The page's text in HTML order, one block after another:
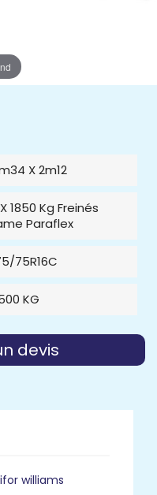
X 2m12
1850 Kg Freinés
Paraflex
75R16C
KG
devis
williams